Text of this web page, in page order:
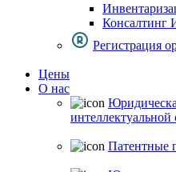
Консалтинг
Регистрация
Цены
О нас
интеллектуальной
Патентные